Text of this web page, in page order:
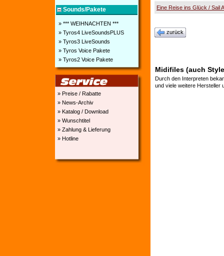
Sounds/Pakete
» *** WEIHNACHTEN ***
» Tyros4 LiveSoundsPLUS
» Tyros3 LiveSounds
» Tyros Voice Pakete
» Tyros2 Voice Pakete
» Preise / Rabatte
» News-Archiv
» Katalog / Download
» Wunschtitel
» Zahlung & Lieferung
» Hotline
Eine Reise ins Glück / Sail
zurück
Midifiles (auch
Durch den Interpreten
und viele weitere Hersteller